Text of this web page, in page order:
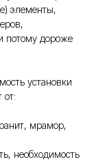
элементы,
потому дороже
установки
от:
мрамор,
необходимость